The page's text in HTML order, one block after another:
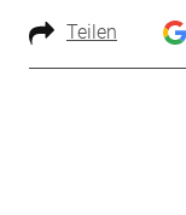
Teilen